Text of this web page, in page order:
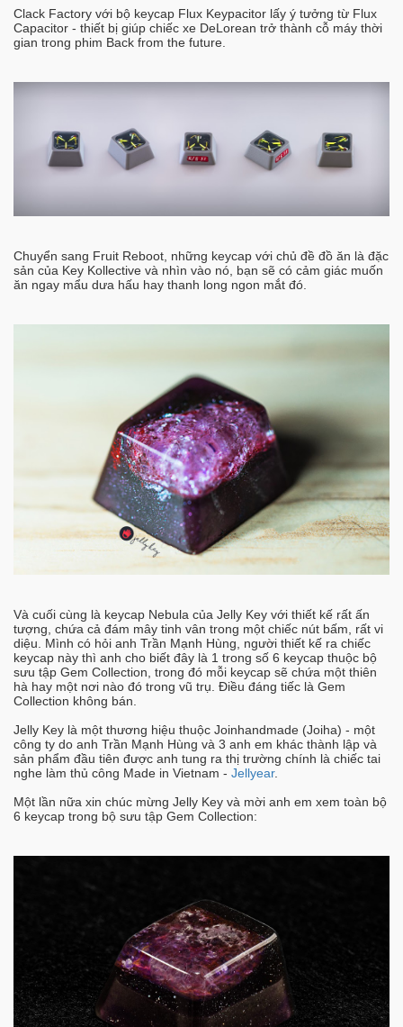
Clack Factory với bộ keycap Flux Keypacitor lấy ý tưởng từ Flux
Capacitor - thiết bị giúp chiếc xe DeLorean trở thành cỗ máy thời
gian trong phim Back from the future.
Chuyển sang Fruit Reboot, những keycap với chủ đề đồ ăn là đặc
sản của Key Kollective và nhìn vào nó, bạn sẽ có cảm giác muốn
ăn ngay mẩu dưa hấu hay thanh long ngon mắt đó.
Và cuối cùng là keycap Nebula của Jelly Key với thiết kế rất ấn
tượng, chứa cả đám mây tinh vân trong một chiếc nút bấm, rất vi
diệu. Mình có hỏi anh Trần Mạnh Hùng, người thiết kế ra chiếc
keycap này thì anh cho biết đây là 1 trong số 6 keycap thuộc bộ
sưu tập Gem Collection, trong đó mỗi keycap sẽ chứa một thiên
hà hay một nơi nào đó trong vũ trụ. Điều đáng tiếc là Gem
Collection không bán.
Jelly Key là một thương hiệu thuộc Joinhandmade (Joiha) - một
công ty do anh Trần Mạnh Hùng và 3 anh em khác thành lập và
sản phẩm đầu tiên được anh tung ra thị trường chính là chiếc tai
nghe làm thủ công Made in Vietnam - Jellyear.
Một lần nữa xin chúc mừng Jelly Key và mời anh em xem toàn bộ
6 keycap trong bộ sưu tập Gem Collection: